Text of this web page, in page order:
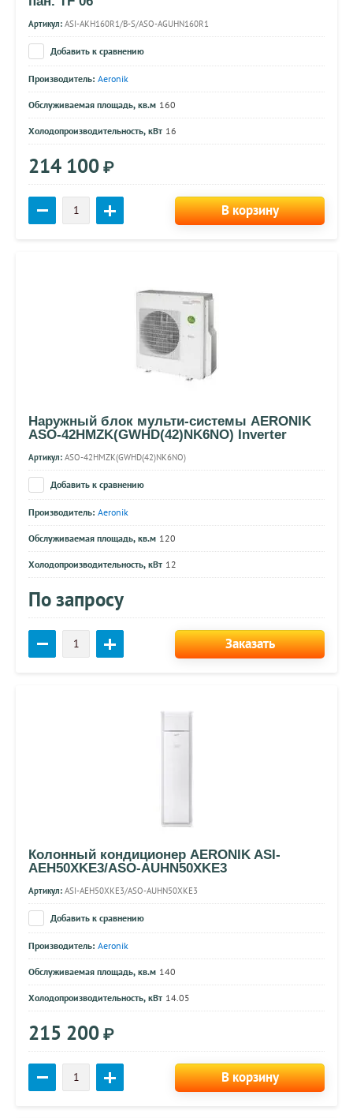
Артикул: ASI-AKH160R1/B-S/ASO-AGUHN160R1
Добавить к сравнению
Производитель: Aeronik
Обслуживаемая площадь, кв.м 160
Холодопроизводительность, кВт 16
214 100 ₽
В корзину
Наружный блок мульти-системы AERONIK
ASO-42HMZK(GWHD(42)NK6NO) Inverter
Артикул: ASO-42HMZK(GWHD(42)NK6NO)
Добавить к сравнению
Производитель: Aeronik
Обслуживаемая площадь, кв.м 120
Холодопроизводительность, кВт 12
По запросу
Заказать
Колонный кондиционер AERONIK ASI-
AEH50XKE3/ASO-AUHN50XKE3
Артикул: ASI-AEH50XKE3/ASO-AUHN50XKE3
Добавить к сравнению
Производитель: Aeronik
Обслуживаемая площадь, кв.м 140
Холодопроизводительность, кВт 14.05
215 200 ₽
В корзину